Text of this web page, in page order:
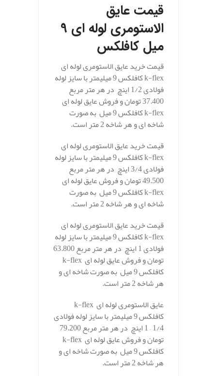
قیمت عایق
الاستومری لوله ای 9
میل کافلکس
قیمت خرید عایق الاستومری لوله ای
k-flex کافلکس 9 میلیمتر با سایز لوله
فولادی 1/2 اینچ در هر متر مربع
37.400 تومان و فروش عایق لوله ای
k-flex کافلکس 9 میل به صورت
شاخه ای و هر شاخه 2 متر است.
قیمت خرید عایق الاستومری لوله ای
k-flex کافلکس 9 میلیمتر با سایز لوله
فولادی 3/4 اینچ در هر متر مربع
49.500 تومان و فروش عایق لوله ای
k-flex کافلکس 9 میل به صورت
شاخه ای و هر شاخه 2 متر است.
قیمت خرید عایق الاستومری لوله ای
k-flex کافلکس 9 میلیمتر با سایز لوله
فولادی 1 اینچ در هر متر مربع 63.800
تومان و فروش عایق لوله ای k-flex
کافلکس 9 میل به صورت شاخه ای و
هر شاخه 2 متر است.
عایق الاستومری لوله ای k-flex
کافلکس 9 میلیمتر با سایز لوله فولادی
1/4 – 1 اینچ در هر متر مربع 79.200
تومان و فروش عایق لوله ای k-flex
کافلکس 9 میل به صورت شاخه ای و
هر شاخه 2 متر است.